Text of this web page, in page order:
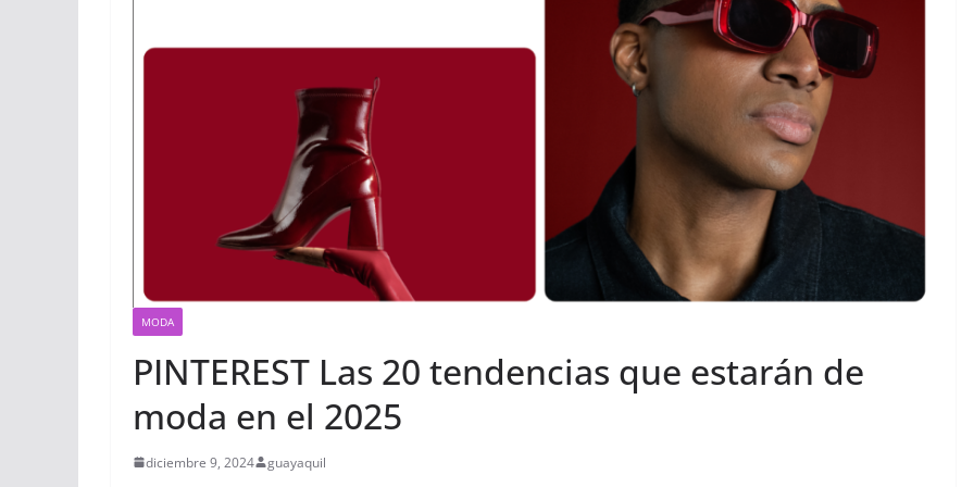
MODA
PINTEREST Las 20 tendencias que estarán de
moda en el 2025
diciembre 9, 2024 guayaquil